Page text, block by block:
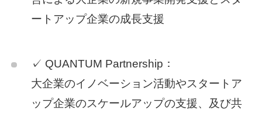
ートアップ企業の成長支援
✓ QUANTUM Partnership：
大企業のイノベーション活動やスタートア
ップ企業のスケールアップの支援、及び共